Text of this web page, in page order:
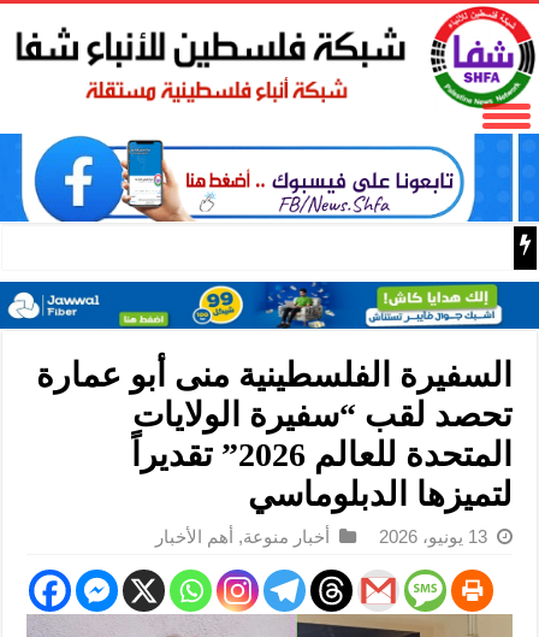
باسم الرئيس: وزير الداخلية زياد هب الريح يمنح العميد
السفيرة الفلسطينية منى أبو عمارة
تحصد لقب “سفيرة الولايات
المتحدة للعالم 2026” تقديراً
لتميزها الدبلوماسي
13 يونيو، 2026 أخبار منوعة, أهم الأخبار